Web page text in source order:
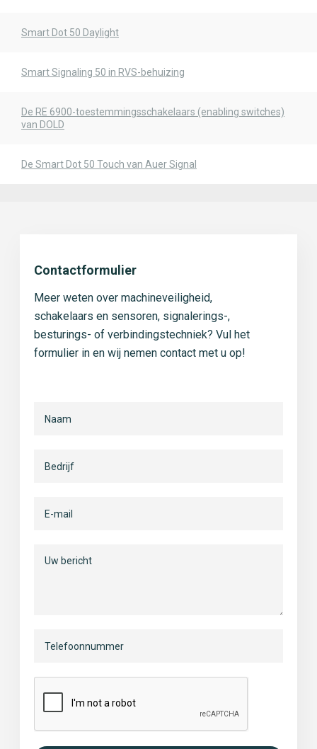
Smart Dot 50 Daylight
Smart Signaling 50 in RVS-behuizing
De RE 6900-toestemmingsschakelaars (enabling switches)
van DOLD
De Smart Dot 50 Touch van Auer Signal
Contactformulier
Meer weten over machineveiligheid,
schakelaars en sensoren, signalerings-,
besturings- of verbindingstechniek? Vul het
formulier in en wij nemen contact met u op!